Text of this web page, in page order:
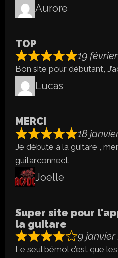
Aurore
TOP
19
Bon site pour débutant,
Lucas
MERCI
18
Je débute à la guitare ,
guitarconnect.
Joelle
Super site pour
la guitare
9 janvier
Le seul bémol c’est que